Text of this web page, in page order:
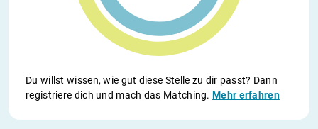
Du willst wissen, wie gut diese Stelle zu dir passt? Dann
registriere dich und mach das Matching.Mehr erfahren